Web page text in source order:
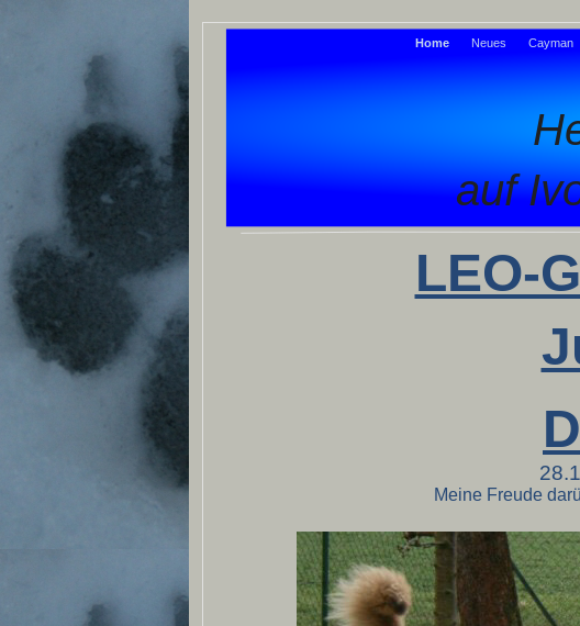
Home Neues Cayman
auf
LEO-
Meine Freude